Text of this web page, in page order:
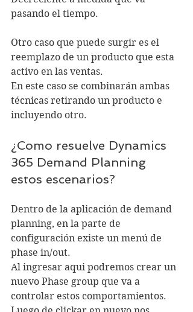
pasando el tiempo.
Otro caso que puede surgir es el
reemplazo de un producto que esta
activo en las ventas.
En este caso se combinarán ambas
técnicas retirando un producto e
incluyendo otro.
¿Como resuelve Dynamics
365 Demand Planning
estos escenarios?
Dentro de la aplicación de demand
planning, en la parte de
configuración existe un menú de
phase in/out.
Al ingresar aqui podremos crear un
nuevo Phase group que va a
controlar estos comportamientos.